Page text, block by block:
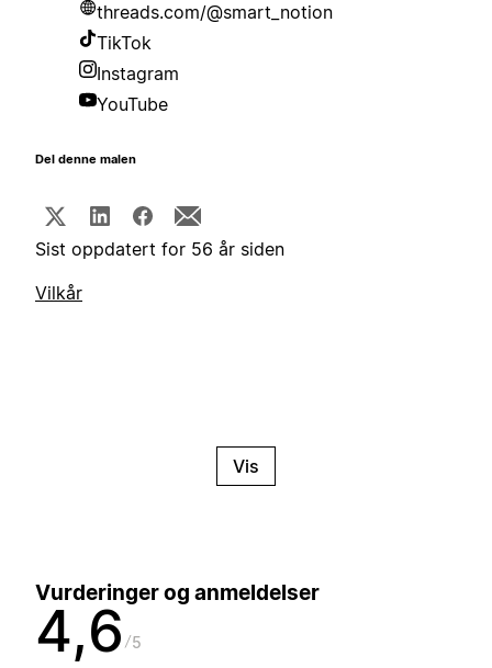
threads.com/@smart_notion
TikTok
Instagram
YouTube
Del denne malen
Sist oppdatert for 56 år siden
Vilkår
Vis
Vurderinger og anmeldelser
4,6 5